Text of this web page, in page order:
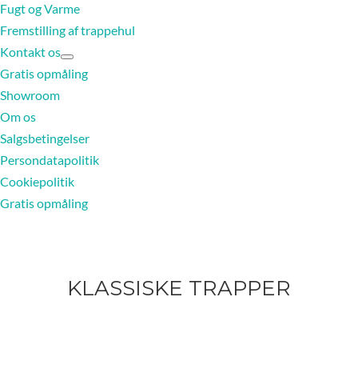
Fugt og Varme
Fremstilling af trappehul
Kontakt os
Gratis opmåling
Showroom
Om os
Salgsbetingelser
Persondatapolitik
Cookiepolitik
Gratis opmåling
KLASSISKE TRAPPER